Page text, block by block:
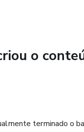
o
terminado o